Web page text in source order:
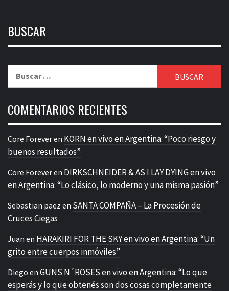
BUSCAR
COMENTARIOS RECIENTES
Core Foreveren KORN en vivo en Argentina: “Poco riesgo y
buenos resultados”
Core Foreveren DIRKSCHNEIDER & AS I LAY DYING en vivo
en Argentina: “Lo clásico, lo moderno y una misma pasión”
Sebastian paez en SANTA COMPAÑA – La Procesión de
Cruces Ciegas
Juan en HARAKIRI FOR THE SKY en vivo en Argentina: “Un
grito entre cuerpos inmóviles”
Diego en GUNS N´ROSES en vivo en Argentina: “Lo que
esperás y lo que obtenés son dos cosas completamente